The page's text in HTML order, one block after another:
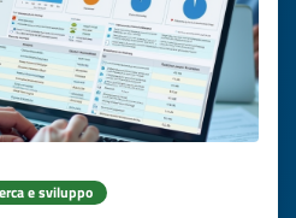
e sviluppo